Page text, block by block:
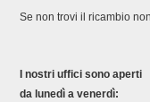
Se non trovi il ricambio
I nostri uffici sono aperti
da lunedì a venerdì: